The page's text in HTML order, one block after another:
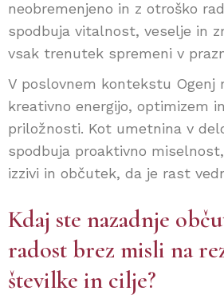
neobremenjeno in z otroško
spodbuja vitalnost, veselje in
vsak trenutek spremeni v
V poslovnem kontekstu Ogenj
kreativno energijo, optimizem
priložnosti. Kot umetnina v
spodbuja proaktivno
izzivi in občutek, da je rast
Kdaj ste nazadnje
radost brez misli na
številke in cilje?